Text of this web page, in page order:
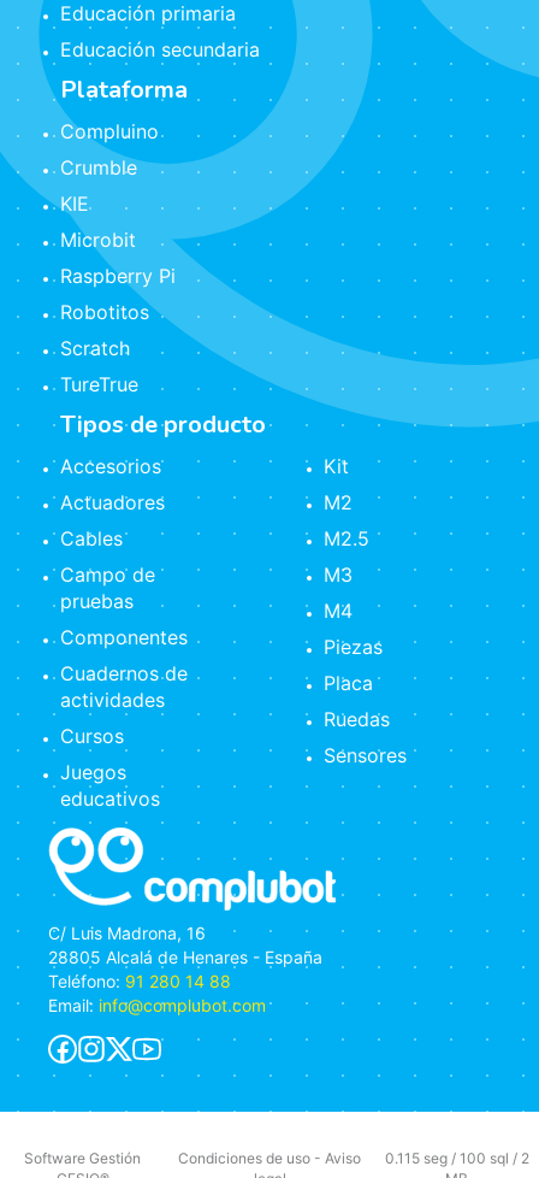
C/ Luis Madrona, 16
28805 Alcalá de Henares - España
Teléfono: 91 280 14 88
Email: info@complubot.com
Educación primaria
Educación secundaria
Plataforma
Compluino
Crumble
KIE
Microbit
Raspberry Pi
Robotitos
Scratch
TureTrue
Tipos de producto
Accesorios
Actuadores
Cables
Campo de
pruebas
Componentes
Cuadernos de
actividades
Cursos
Juegos
educativos
Kit
M2
M2.5
M3
M4
Piezas
Placa
Ruedas
Sensores
Software Gestión
Condiciones de uso - Aviso
0.115 seg / 100 sql / 2